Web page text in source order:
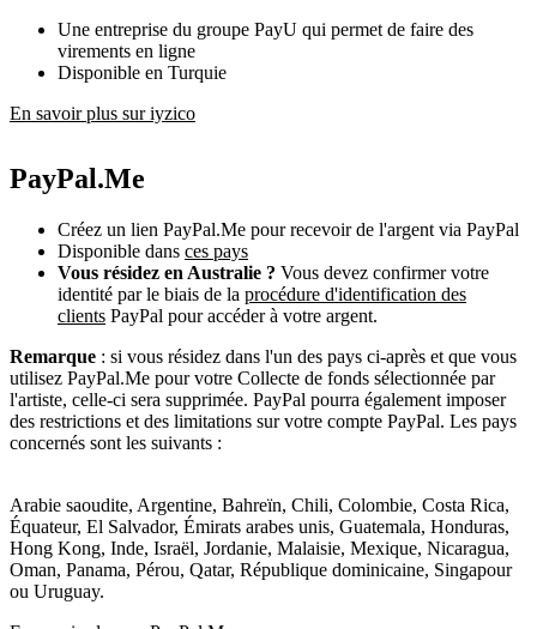
Une entreprise du groupe PayU qui permet de faire des
virements en ligne
Disponible en Turquie
En savoir plus sur iyzico
PayPal.Me
Créez un lien PayPal.Me pour recevoir de l'argent via PayPal
Disponible dans ces pays
Vous résidez en Australie ? Vous devez confirmer votre
identité par le biais de la procédure d'identification des
clients PayPal pour accéder à votre argent.
Remarque : si vous résidez dans l'un des pays ci-après et que vous
utilisez PayPal.Me pour votre Collecte de fonds sélectionnée par
l'artiste, celle-ci sera supprimée. PayPal pourra également imposer
des restrictions et des limitations sur votre compte PayPal. Les pays
concernés sont les suivants :
Arabie saoudite, Argentine, Bahreïn, Chili, Colombie, Costa Rica,
Équateur, El Salvador, Émirats arabes unis, Guatemala, Honduras,
Hong Kong, Inde, Israël, Jordanie, Malaisie, Mexique, Nicaragua,
Oman, Panama, Pérou, Qatar, République dominicaine, Singapour
ou Uruguay.